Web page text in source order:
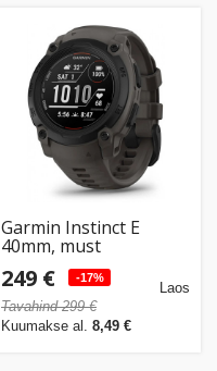
Garmin Instinct E
40mm, must
249 € -17%
Tavahind 299 €
Kuumakse al. 8,49 €
Laos